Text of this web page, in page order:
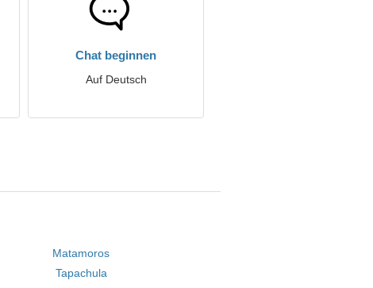
Chat beginnen
Auf Deutsch
Matamoros
Tapachula